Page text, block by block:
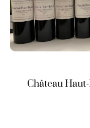
Château